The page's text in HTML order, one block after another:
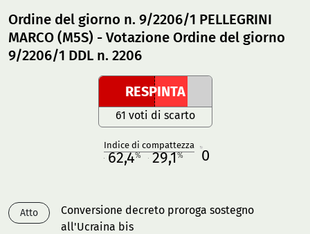
Ordine del giorno n. 9/2206/1 PELLEGRINI
MARCO (M5S) - Votazione Ordine del giorno
9/2206/1 DDL n. 2206
RESPINTA
61 voti di scarto
Indice di compattezza
62,4% 29,1% 0
Atto
Conversione decreto proroga sostegno
all'Ucraina bis